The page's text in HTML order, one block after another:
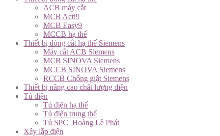
ACB máy cắt
MCB Acti9
MCB Easy9
MCCB hạ thế
Thiết bị đóng cắt hạ thế Siemens
Máy cắt ACB Siemens
MCB SINOVA Siemens
MCCB SINOVA Siemens
RCCB Chống giật Siemens
Thiết bị nâng cao chất lượng điện
Tủ điện
Tủ điện hạ thế
Tủ điện trung thế
Tủ SPC_Hoàng Lê Phát
Xây lắp điện